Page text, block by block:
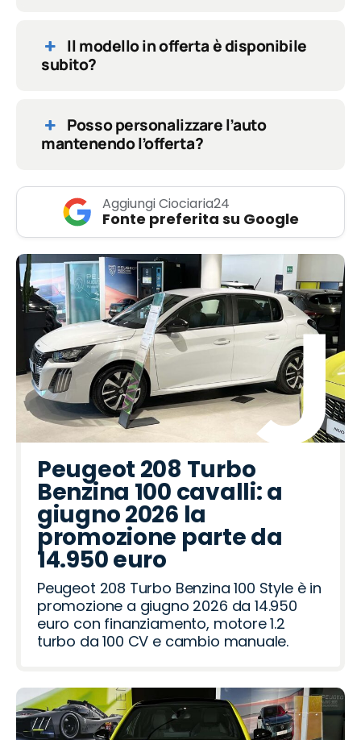
Il modello in offerta è disponibile
subito?
Posso personalizzare l’auto
mantenendo l’offerta?
Aggiungi Ciociaria24
Fonte preferita su Google
Peugeot 208 Turbo
Benzina 100 cavalli: a
giugno 2026 la
promozione parte da
14.950 euro
Peugeot 208 Turbo Benzina 100 Style è in
promozione a giugno 2026 da 14.950
euro con finanziamento, motore 1.2
turbo da 100 CV e cambio manuale.